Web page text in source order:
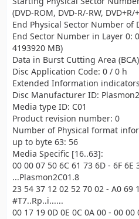
(DVD-ROM, DVD-R/-RW, DVD+R/
End Physical Sector Number of
End Sector Number in Layer 0:
4193920 MB)
Data in Burst Cutting Area
Disc Application Code: 0 / 0 h
Extended Information
Disc Manufacturer ID: Plasmon2
Media type ID: C01
Product revision number: 0
Number of Physical format
up to byte 63: 56
Media Specific [16..63]:
00 00 07 50 6C 61 73 6D - 6F 6E
...Plasmon2C01.8
23 54 37 12 02 52 70 02 - A0 69
#T7..Rp..i......
00 17 19 0D 0E 0C 0A 00 - 00